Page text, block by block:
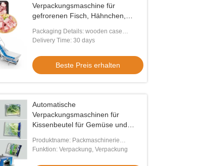
Verpackungsmaschine für
gefrorenen Fisch, Hähnchen,
Fleischbällchen -
Fleischverpackungsmaschine für
Rippchen
Packaging Details: wooden case
packaging
Delivery Time: 30 days
Beste Preis erhalten
Automatische
Verpackungsmaschinen für
Kissenbeutel für Gemüse und
Produktname: Packmaschinerie
Kissenbeutel
Funktion: Verpackung, Verpackung